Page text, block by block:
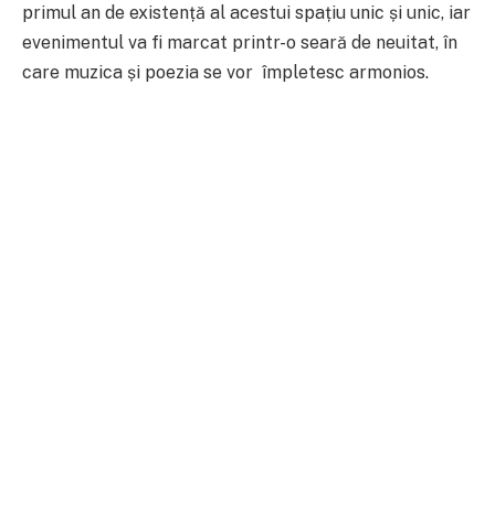
primul an de existență al acestui spațiu unic și unic, iar
evenimentul va fi marcat printr-o seară de neuitat, în
care muzica și poezia se vor împletesc armonios.